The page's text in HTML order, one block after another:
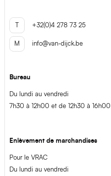
+32(0)4 278 73 25
M info@van-dijck.be
Bureau
Du lundi au vendredi
7h30 à 12h00 et de 12h30 à 16h00
Enlèvement de marchandises
Pour le VRAC
Du lundi au vendredi